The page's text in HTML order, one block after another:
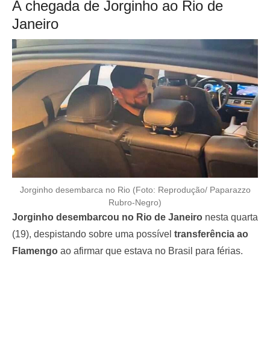
A chegada de Jorginho ao Rio de
Janeiro
Jorginho desembarca no Rio (Foto: Reprodução/ Paparazzo
Rubro-Negro)
Jorginho desembarcou no Rio de Janeiro nesta quarta
(19), despistando sobre uma possível transferência ao
Flamengo ao afirmar que estava no Brasil para férias.